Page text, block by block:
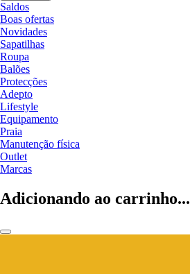
Saldos
Boas ofertas
Novidades
Sapatilhas
Roupa
Balões
Protecções
Adepto
Lifestyle
Equipamento
Praia
Manutenção física
Outlet
Marcas
Adicionando ao carrinho...